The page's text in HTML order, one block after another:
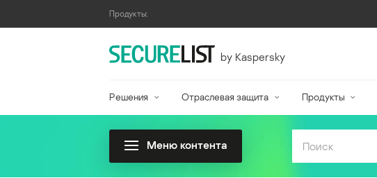
Продукты:
by Kaspersky
Решения Отраслевая защита Продукты
Меню контента